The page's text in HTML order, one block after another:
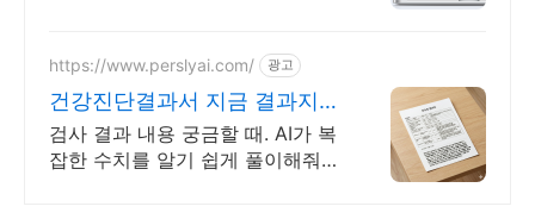
https://www.perslyai.com/ 광고
건강진단결과서 지금 결과지
해석하기
검사 결과 내용 궁금할 때. AI가 복
잡한 수치를 알기 쉽게 풀이해줘